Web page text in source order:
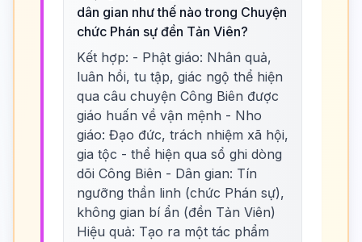
dân gian như thế nào trong Chuyện
chức Phán sự đền Tản Viên?
Kết hợp: - Phật giáo: Nhân quả,
luân hồi, tu tập, giác ngộ thể hiện
qua câu chuyện Công Biên được
giáo huấn về vận mệnh - Nho
giáo: Đạo đức, trách nhiệm xã hội,
gia tộc - thể hiện qua sổ ghi dòng
dõi Công Biên - Dân gian: Tín
ngưỡng thần linh (chức Phán sự),
không gian bí ẩn (đền Tản Viên)
Hiệu quả: Tạo ra một tác phẩm